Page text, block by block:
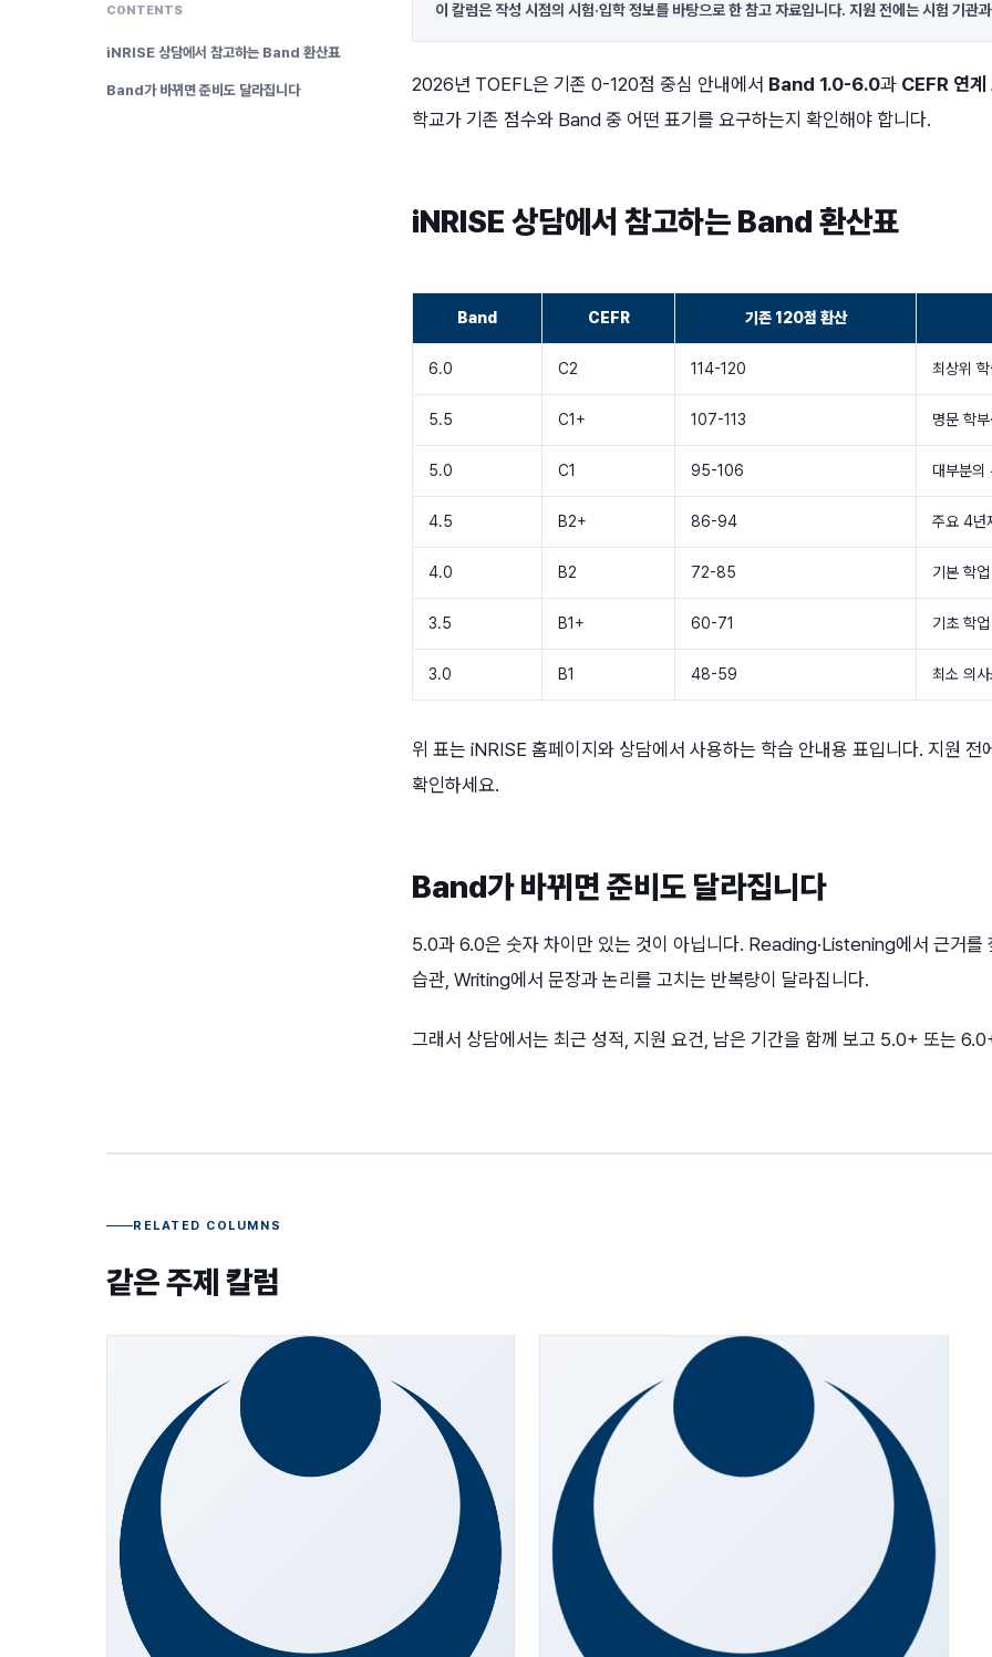
CONTENTS
iNRISE 상담에서 참고하는 Band 환산표
Band가 바뀌면 준비도 달라집니다
이 칼럼은 작성 시점의 시험·입학 정보를 바탕으로 한 참고 자료입니다. 지원 전에는 시험 기관
2026년 TOEFL은 기존 0-120점 중심 안내에서 Band 1.0-6.0과 CEFR 연계
학교가 기존 점수와 Band 중 어떤 표기를 요구하는지 확인해야 합니다.
iNRISE 상담에서 참고하는 Band 환산표
Band CEFR 기존 120점 환산
6.0 C2 114-120 최상위
5.5 C1+ 107-113 명문 학
5.0 C1 95-106 대부분의
4.5 B2+ 86-94 주요 4년
4.0 B2 72-85 기본 학
3.5 B1+ 60-71 기초 학
3.0 B1 48-59 최소 의
위 표는 iNRISE 홈페이지와 상담에서 사용하는 학습 안내용 표입니다. 지원
확인하세요.
Band가 바뀌면 준비도 달라집니다
5.0과 6.0은 숫자 차이만 있는 것이 아닙니다. Reading·Listening에서 근거
습관, Writing에서 문장과 논리를 고치는 반복량이 달라집니다.
그래서 상담에서는 최근 성적, 지원 요건, 남은 기간을 함께 보고 5.0+ 또는
RELATED COLUMNS
같은 주제 칼럼